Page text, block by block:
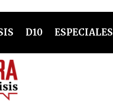
D10 ESPECIALES